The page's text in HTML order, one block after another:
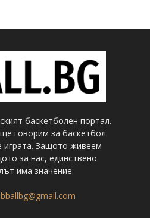
баскетболен портал.
говорим за баскетбол.
Защото живеем
за нас, единствено
има значение.
bballbg@gmail.com